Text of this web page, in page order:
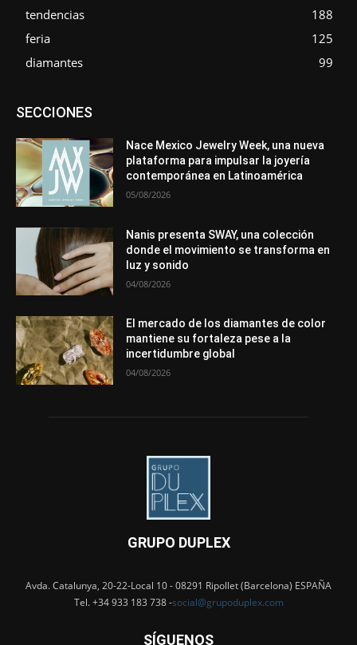
tendencias
188
feria
125
diamantes
99
SECCIONESAsociaciones
Entrevistas
Opiniones
Premios Secciones
Sucesos
Más
Nace Mexico Jewelry Week, una nueva
plataforma para impulsar la joyería
contemporánea en Latinoamérica
05/08/2026
Nanis presenta SWAY, una colección
donde el movimiento se transforma en
luz y sonido
04/08/2026
El mercado de los diamantes de color
mantiene su fortaleza pese a la
incertidumbre global
04/08/2026
GRUPO DUPLEX
Avda. Catalunya, 20-22-Local 10 - 08291 Ripollet (Barcelona) ESPAÑA
Tel. +34 933 183 738 -social@grupoduplex.com
SÍGUENOS